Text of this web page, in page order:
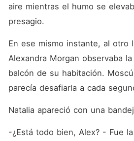
aire mientras el humo se
presagio.
En ese mismo instante, al otro
Alexandra Morgan observaba
balcón de su habitación.
parecía desafiarla a cada
Natalia apareció con una
-¿Está todo bien, Alex? - Fue